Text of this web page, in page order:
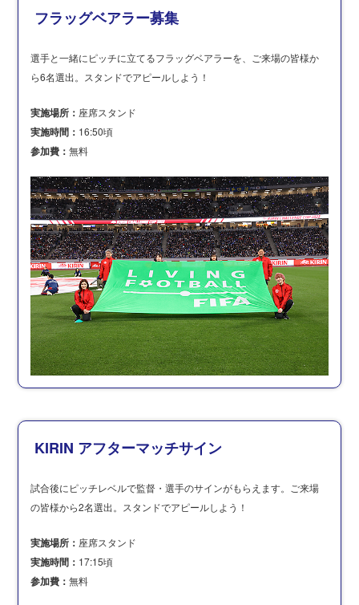
フラッグベアラー募集
選手と一緒にピッチに立てるフラッグベアラーを、ご来場の皆様か
ら6名選出。スタンドでアピールしよう！
実施場所： 座席スタンド
実施時間： 16:50頃
参加費：無料
KIRIN アフターマッチサイン
試合後にピッチレベルで監督・選手のサインがもらえます。ご来場
の皆様から2名選出。スタンドでアピールしよう！
実施場所： 座席スタンド
実施時間： 17:15頃
参加費：無料